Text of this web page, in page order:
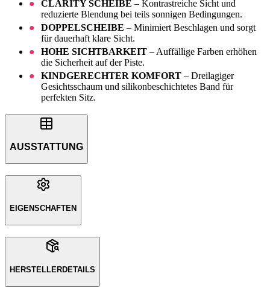
CLARITY SCHEIBE – Kontrastreiche Sicht und
reduzierte Blendung bei teils sonnigen Bedingungen.
DOPPELSCHEIBE – Minimiert Beschlagen und sorgt
für dauerhaft klare Sicht.
HOHE SICHTBARKEIT – Auffällige Farben erhöhen
die Sicherheit auf der Piste.
KINDGERECHTER KOMFORT – Dreilagiger
Gesichtsschaum und silikonbeschichtetes Band für
perfekten Sitz.
AUSSTATTUNG
EIGENSCHAFTEN
HERSTELLERDETAILS